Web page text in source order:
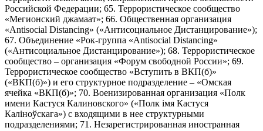
Российской Федерации; 65. Террористическое сообщество
«Мегионский джамаат»; 66. Общественная организация
«Antisocial Distancing» («Антисоциальное Дистанцирование»);
67. Объединение «Рок-группа «Antisocial Distancing»
(«Антисоциальное Дистанцирование»); 68. Террористическое
сообщество – организация «Форум свободной России»; 69.
Террористическое сообщество «Вступить в ВКП(б)»
(«ВКП(б)») и его структурное подразделение – «Омская
ячейка «ВКП(б)»; 70. Военизированная организация «Полк
имени Кастуся Калиновского» («Полк iмя Кастуся
Калiноўскага») с входящими в нее структурными
подразделениями; 71. Незарегистрированная иностранная